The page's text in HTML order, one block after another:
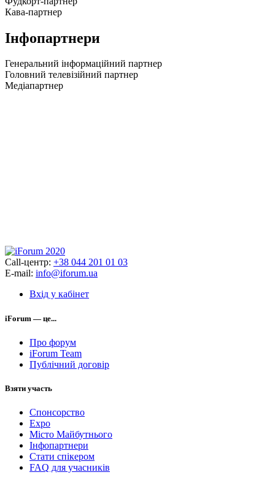
Кава-партнер
Інфопартнери
Генеральний інформаційний партнер
Головний телевізійний партнер
Медіапартнер
Call-центр: +38 044 201 01 03
E-mail: info@iforum.ua
Вхід у кабінет
iForum — це...
Про форум
iForum Team
Публічний договір
Взяти участь
Спонсорство
Expo
Місто Майбутнього
Інфопартнери
Стати спікером
FAQ для учасників